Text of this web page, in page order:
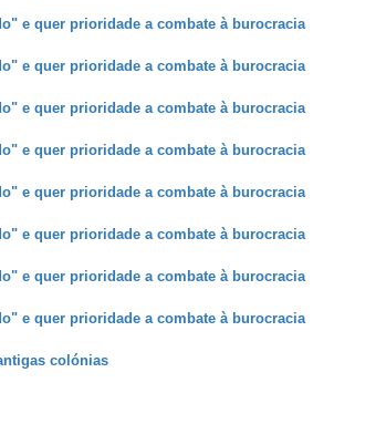
e quer prioridade a combate à burocracia
e quer prioridade a combate à burocracia
e quer prioridade a combate à burocracia
e quer prioridade a combate à burocracia
e quer prioridade a combate à burocracia
e quer prioridade a combate à burocracia
e quer prioridade a combate à burocracia
e quer prioridade a combate à burocracia
colónias